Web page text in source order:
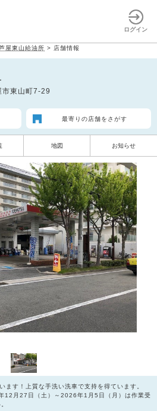
ログイン
屋東山給油所 > 店舗情報
東山町7-29
最寄りの店舗をさがす
地図 お知らせ
す！上質な手洗い洗車で支持を得ています。
12月27日（土）～2026年1月5日（月）は作業受